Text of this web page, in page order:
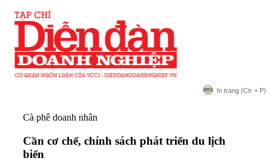
In trang (Ctr + P)
Cà phê doanh nhân
Cần cơ chế, chính sách phát triển du lịch
biển